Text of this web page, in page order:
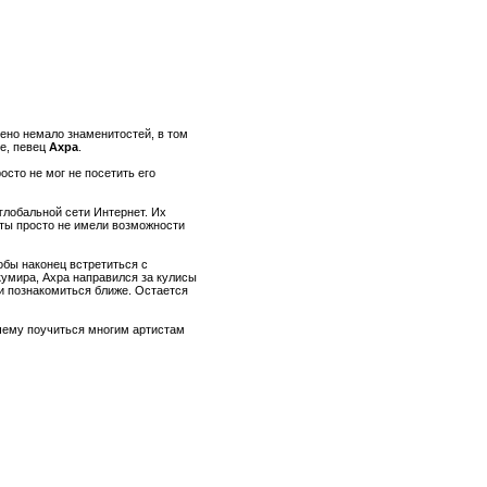
немало знаменитостей, в том
певец Ахра
не мог не посетить его
сети Интернет. Их
просто не имели возможности
наконец встретиться с
Ахра направился за кулисы
познакомиться ближе. Остается
поучиться многим артистам